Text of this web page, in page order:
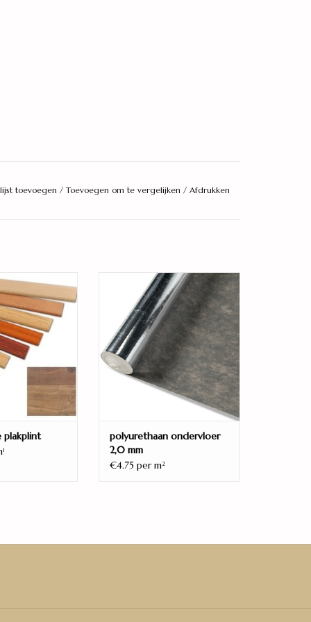
toevoegen /Toevoegen om te vergelijken / Afdrukken
plakplint
WINKELWAGEN
plakplint
1
polyurethaan ondervloer 2,0
mm
TOEVOEGEN AAN WINKELWAGEN
polyurethaan ondervloer
2,0 mm
€4.75 per m2